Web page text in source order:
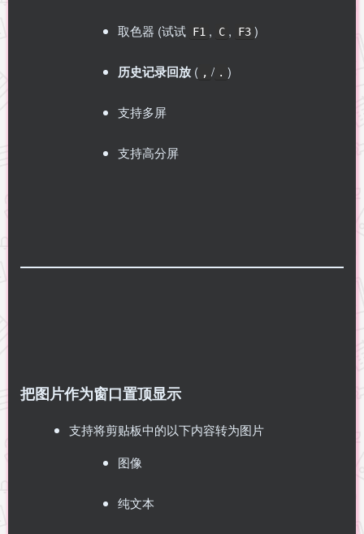
取色器 (试试 F1 , C , F3 )
历史记录回放 ( , / . )
支持多屏
支持高分屏
把图片作为窗口置顶显示
支持将剪贴板中的以下内容转为图片
图像
纯文本